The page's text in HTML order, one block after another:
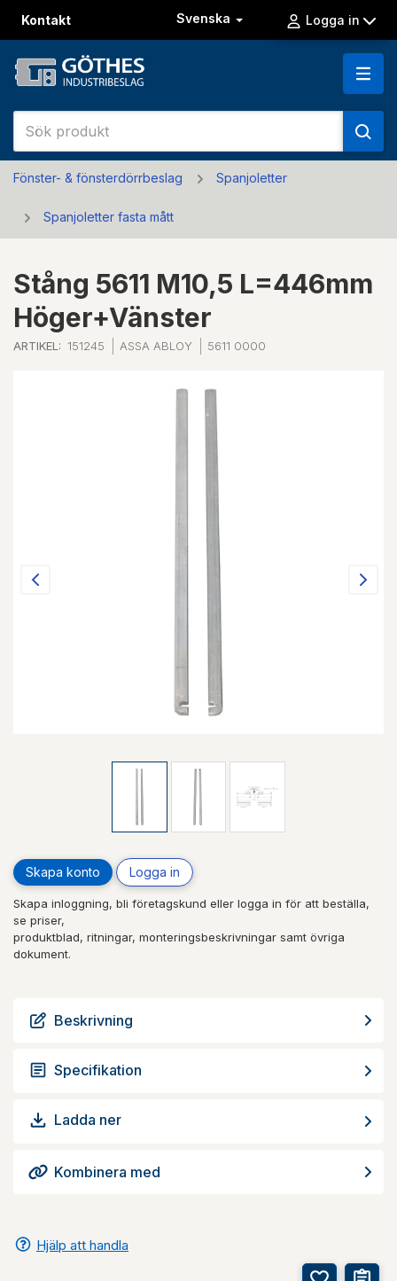
Kontakt Svenska Logga in
Fönster- & fönsterdörrbeslag Spanjoletter
Spanjoletter fasta mått
Stång 5611 M10,5 L=446mm
Höger+Vänster
ARTIKEL: 151245 ASSA ABLOY 5611 0000
Skapa konto Logga in
Skapa inloggning, bli företagskund eller logga in för att beställa,
se priser,
produktblad, ritningar, monteringsbeskrivningar samt övriga
dokument.
Beskrivning
Specifikation
Ladda ner
Kombinera med
Hjälp att handla